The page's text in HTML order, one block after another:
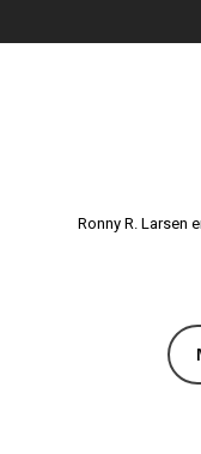
Ronny R. Larsen